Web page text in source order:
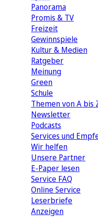
Panorama
Promis & TV
Freizeit
Gewinnspiele
Kultur & Medien
Ratgeber
Meinung
Green
Schule
Themen von A bis
Newsletter
Podcasts
Services und
Wir helfen
Unsere Partner
E-Paper lesen
Service FAQ
Online Service
Leserbriefe
Anzeigen